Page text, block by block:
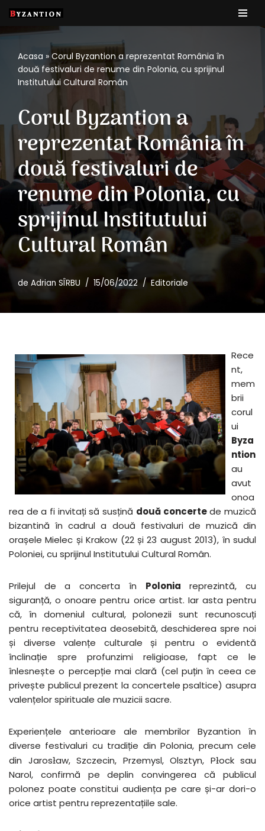
Sari
conținut
Acasa » Corul Byzantion a reprezentat România în
două festivaluri de renume din Polonia, cu sprijinul
Institutului Cultural Român
Corul Byzantion a
reprezentat România în
două festivaluri de
renume din Polonia, cu
sprijinul Institutului
Cultural Român
de Adrian SÎRBU 15/06/2022 Editoriale
Rece
nt,
mem
brii
corul
ui
Byza
ntion
au
avut
onoa
rea de a fi invitați să susțină două concertede muzică
bizantină în cadrul a două festivaluri de muzică din
orașele Mielec și Krakow (22 și 23 august 2013), în sudul
Poloniei, cu sprijinul Institutului Cultural Român.
Prilejul de a concerta în Polonia reprezintă, cu
siguranță, o onoare pentru orice artist. Iar asta pentru
că, în domeniul cultural, polonezii sunt recunoscuți
pentru receptivitatea deosebită, deschiderea spre noi
și diverse valențe culturale și pentru o evidentă
înclinație spre profunzimi religioase, fapt ce le
înlesnește o percepție mai clară (cel puțin în ceea ce
privește publicul prezent la concertele psaltice) asupra
valențelor spirituale ale muzicii sacre.
Experiențele anterioare ale membrilor Byzantion în
diverse festivaluri cu tradiție din Polonia, precum cele
din Jarosław, Szczecin, Przemysl, Olsztyn, Płock sau
Narol, confirmă pe deplin convingerea că publicul
polonez poate constitui audiența pe care și-ar dori-o
orice artist pentru reprezentațiile sale.